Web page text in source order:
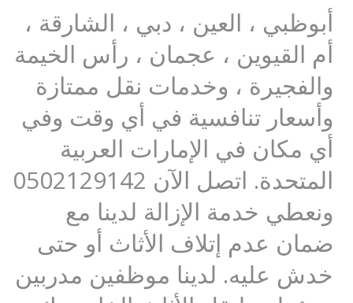
أبوظبي ، العين ، دبي ، الشارقة ،
أم القيوين ، عجمان ، رأس الخيمة
والفجيرة ، وخدمات نقل ممتازة
وأسعار تنافسية في أي وقت وفي
أي مكان في الإمارات العربية
المتحدة. اتصل الآن 0502129142
ونعطي خدمة الإزالة لدينا مع
ضمان عدم إتلاف الأثاث أو حتى
خدش عليه. لدينا موظفين مدربين